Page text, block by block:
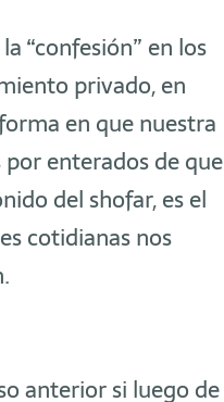
“confesión” en los
privado, en
en que nuestra
enterados de que
del shofar, es el
cotidianas nos
anterior si luego de